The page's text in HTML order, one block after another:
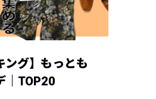
ング】もっとも
｜TOP20